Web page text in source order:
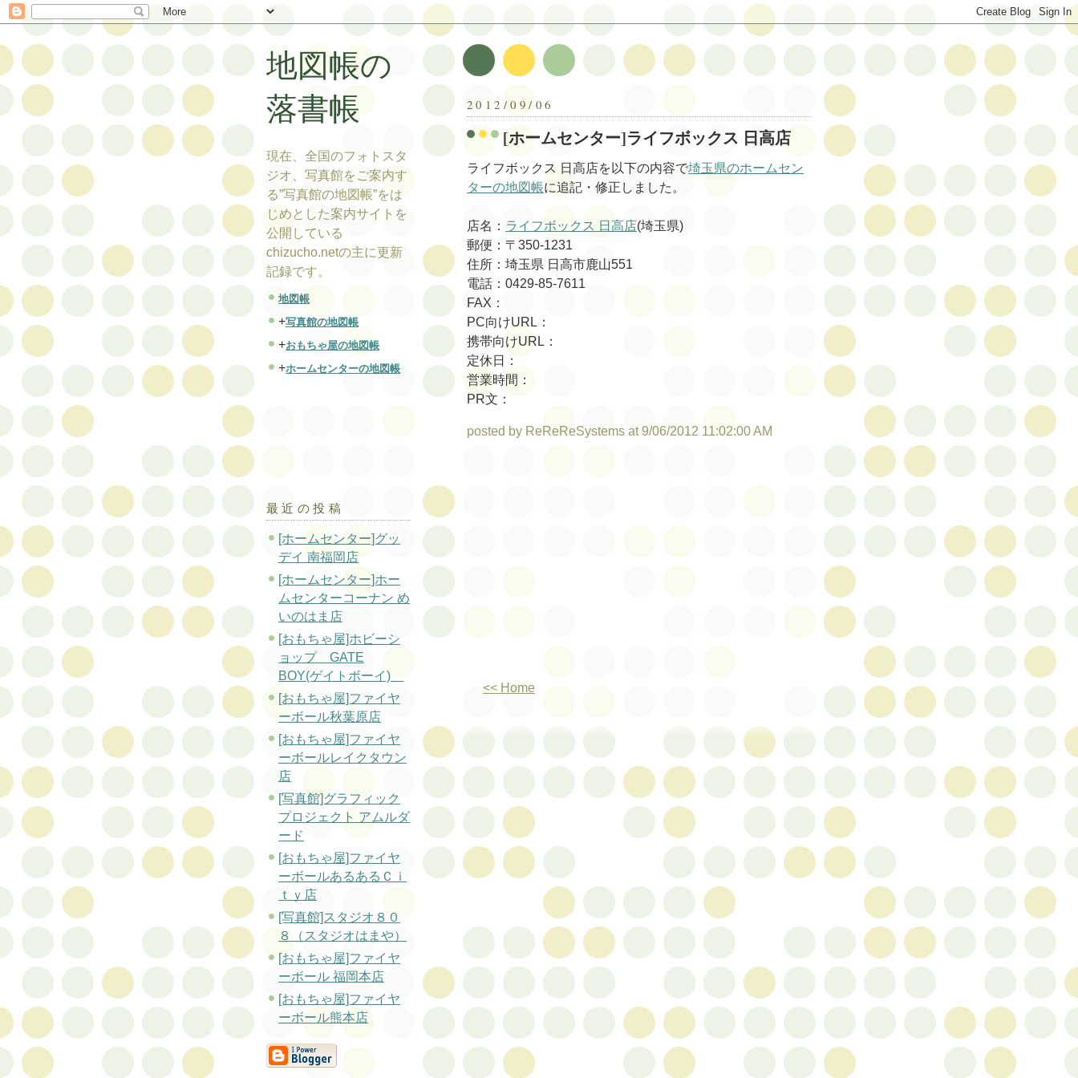
2012/09/06
[ホームセンター]ライフボックス 日高店
ライフボックス 日高店を以下の内容で埼玉県のホームセン
ターの地図帳に追記・修正しました。
店名： ライフボックス 日高店(埼玉県)
郵便：〒350-1231
住所：埼玉県 日高市鹿山551
電話：0429-85-7611
FAX：
PC向けURL：
携帯向けURL：
定休日：
営業時間：
PR文：
posted by ReReReSystems at 9/06/2012 11:02:00 AM
<< Home
地図帳の
落書帳
現在、全国のフォトスタ
ジオ、写真館をご案内す
る”写真館の地図帳”をは
じめとした案内サイトを
公開している
chizucho.netの主に更新
記録です。
地図帳
+写真館の地図帳
+おもちゃ屋の地図帳
+ホームセンターの地図帳
最近の投稿
[ホームセンター]グッ
デイ 南福岡店
[ホームセンター]ホー
ムセンターコーナン め
いのはま店
[おもちゃ屋]ホビーシ
ョップ GATE
BOY(ゲイトボーイ)
[おもちゃ屋]ファイヤ
ーボール秋葉原店
[おもちゃ屋]ファイヤ
ーボールレイクタウン
店
[写真館]グラフィック
プロジェクト アムルダ
ード
[おもちゃ屋]ファイヤ
ーボールあるあるＣｉ
ｔｙ店
[写真館]スタジオ８０
８（スタジオはまや）
[おもちゃ屋]ファイヤ
ーボール 福岡本店
[おもちゃ屋]ファイヤ
ーボール熊本店